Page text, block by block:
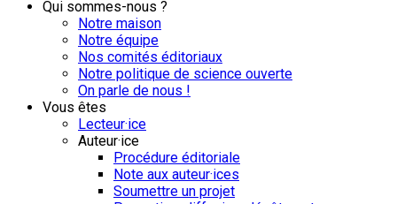
Qui sommes-nous ?
Notre maison
Notre équipe
Nos comités éditoriaux
Notre politique de science ouverte
On parle de nous !
Vous êtes
Lecteur·ice
Auteur·ice
Procédure éditoriale
Note aux auteur·ices
Soumettre un projet